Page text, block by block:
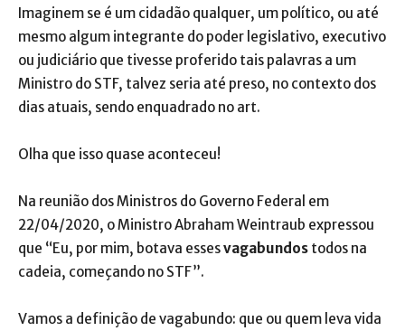
Imaginem se é um cidadão qualquer, um político, ou até
mesmo algum integrante do poder legislativo, executivo
ou judiciário que tivesse proferido tais palavras a um
Ministro do STF, talvez seria até preso, no contexto dos
dias atuais, sendo enquadrado no art.
Olha que isso quase aconteceu!
Na reunião dos Ministros do Governo Federal em
22/04/2020, o Ministro AbrahamWeintraub expressou
que “Eu, por mim, botava essesvagabundos todos na
cadeia, começando no STF”.
Vamos a definição de vagabundo: que ou quem leva vida